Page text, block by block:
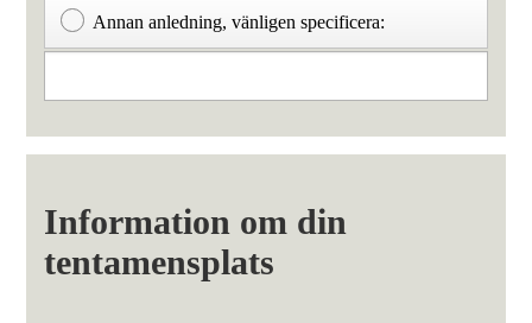
Annan anledning, vänligen specificera:
Information om din
tentamensplats